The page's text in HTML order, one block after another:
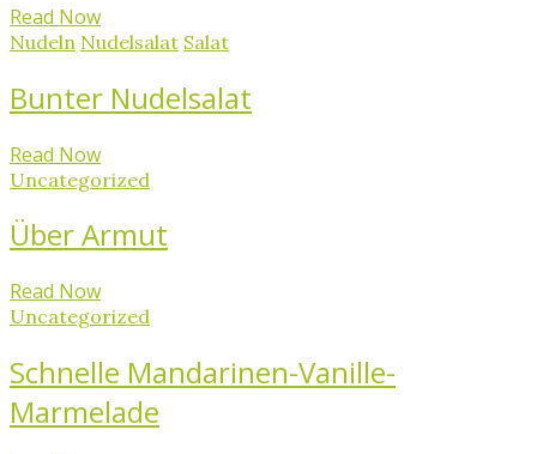
Read Now
Nudeln Nudelsalat Salat
Bunter Nudelsalat
Read Now
Uncategorized
Über Armut
Read Now
Uncategorized
Schnelle Mandarinen-Vanille-
Marmelade